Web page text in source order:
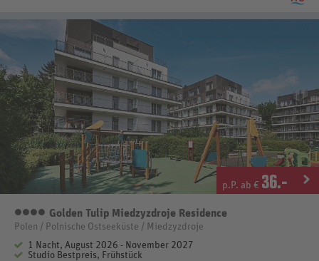
p.P. ab € 36.-
4 Sterne
Golden Tulip Miedzyzdroje Residence
Polen / Polnische Ostseeküste / Miedzyzdroje
1 Nacht, August 2026 - November 2027
Studio Bestpreis, Frühstück